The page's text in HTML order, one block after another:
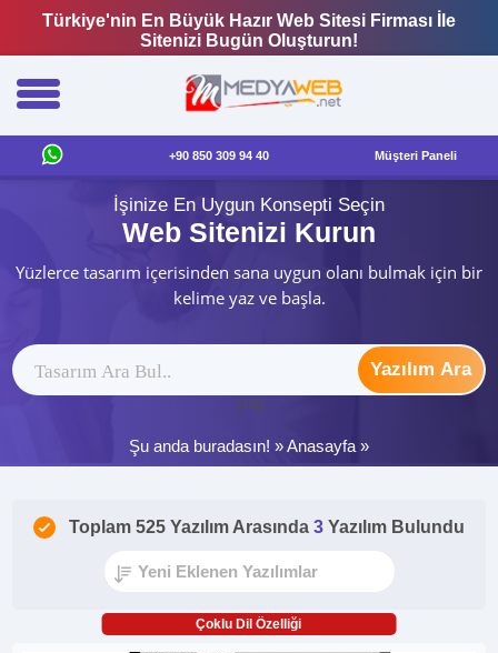
Türkiye'nin En Büyük Hazır Web Sitesi Firması İle
Sitenizi Bugün Oluşturun!
+90 850 309 94 40 Müşteri Paneli
İşinize En Uygun Konsepti Seçin
Web Sitenizi Kurun
Yüzlerce tasarım içerisinden sana uygun olanı bulmak için bir
kelime yaz ve başla.
Yazılım Ara
ytag
Şu anda buradasın! »Anasayfa »
Toplam 525 Yazılım Arasında 3 Yazılım Bulundu
Çoklu Dil Özelliği